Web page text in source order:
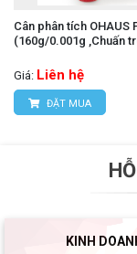
Cân phân tích OHAUS
(160g/0.001g ,Chuấn
Giá: Liên hệ
ĐẶT MUA
KINH